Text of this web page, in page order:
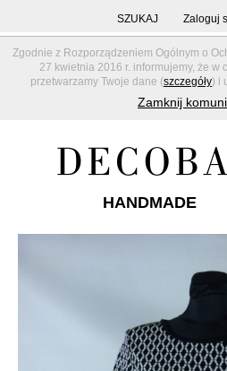
Zgodnie z Rozporządzeniem Ogólnym o
27 kwietnia 2016 r. informujemy, że w
przetwarzamy Twoje dane (szczegóły) i
Zamknij
SZUKAJ Zaloguj
HANDMADE